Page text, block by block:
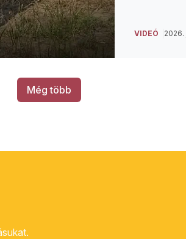
VIDEÓ 2026.
Még több